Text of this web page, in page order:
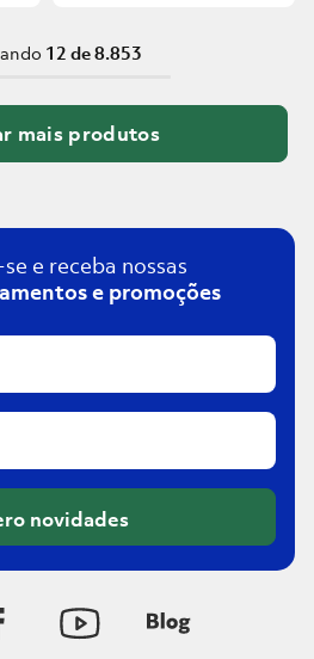
12 de 8.853
e receba nossas
e promoções
novidades